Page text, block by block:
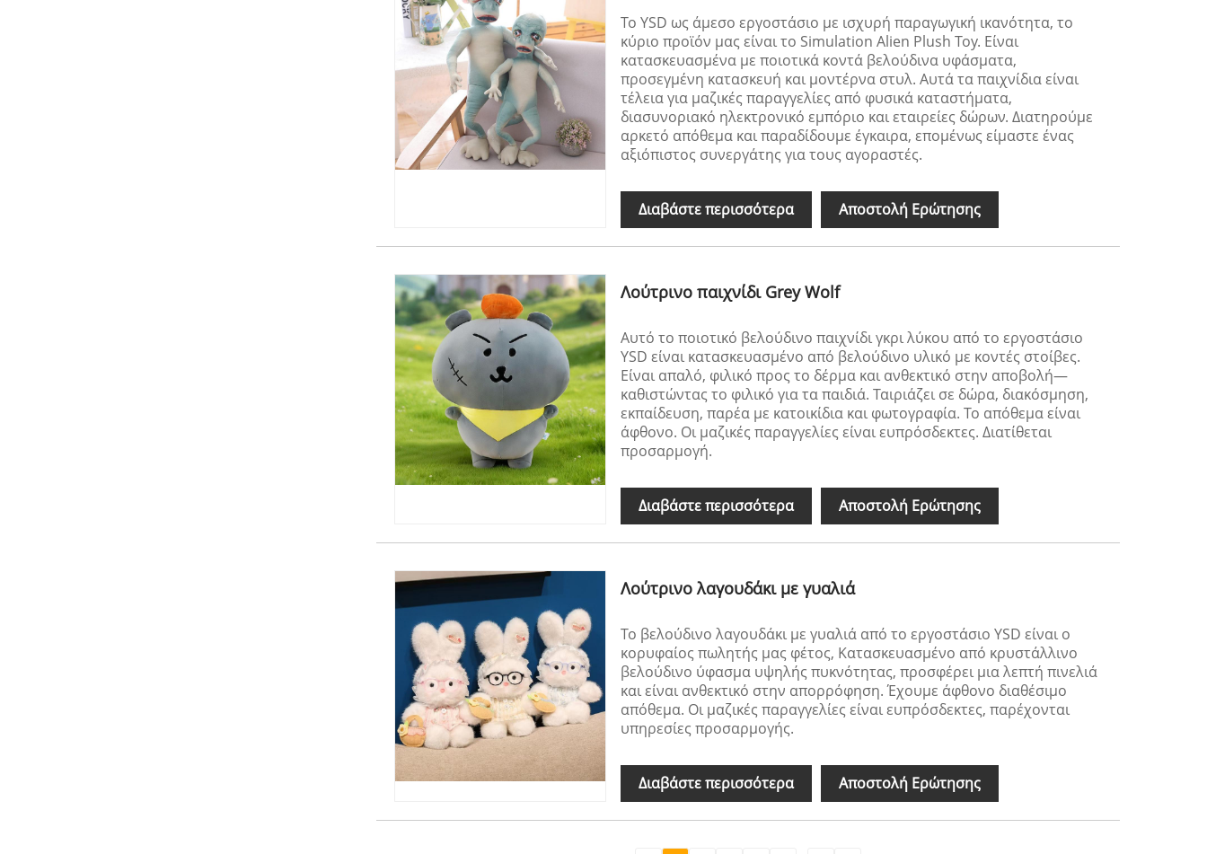
Το YSD ως άμεσο εργοστάσιο με ισχυρή παραγωγική ικανότητα, το
κύριο προϊόν μας είναι το Simulation Alien Plush Toy. Είναι
κατασκευασμένα με ποιοτικά κοντά βελούδινα υφάσματα,
προσεγμένη κατασκευή και μοντέρνα στυλ. Αυτά τα παιχνίδια είναι
τέλεια για μαζικές παραγγελίες από φυσικά καταστήματα,
διασυνοριακό ηλεκτρονικό εμπόριο και εταιρείες δώρων. Διατηρούμε
αρκετό απόθεμα και παραδίδουμε έγκαιρα, επομένως είμαστε ένας
αξιόπιστος συνεργάτης για τους αγοραστές.
Διαβάστε περισσότερα Αποστολή Ερώτησης
Λούτρινο παιχνίδι Grey Wolf
Αυτό το ποιοτικό βελούδινο παιχνίδι γκρι λύκου από το εργοστάσιο
YSD είναι κατασκευασμένο από βελούδινο υλικό με κοντές στοίβες.
Είναι απαλό, φιλικό προς το δέρμα και ανθεκτικό στην αποβολή—
καθιστώντας το φιλικό για τα παιδιά. Ταιριάζει σε δώρα, διακόσμηση,
εκπαίδευση, παρέα με κατοικίδια και φωτογραφία. Το απόθεμα είναι
άφθονο. Οι μαζικές παραγγελίες είναι ευπρόσδεκτες. Διατίθεται
προσαρμογή.
Διαβάστε περισσότερα Αποστολή Ερώτησης
Λούτρινο λαγουδάκι με γυαλιά
Το βελούδινο λαγουδάκι με γυαλιά από το εργοστάσιο YSD είναι ο
κορυφαίος πωλητής μας φέτος, Κατασκευασμένο από κρυστάλλινο
βελούδινο ύφασμα υψηλής πυκνότητας, προσφέρει μια λεπτή πινελιά
και είναι ανθεκτικό στην απορρόφηση. Έχουμε άφθονο διαθέσιμο
απόθεμα. Οι μαζικές παραγγελίες είναι ευπρόσδεκτες, παρέχονται
υπηρεσίες προσαρμογής.
Διαβάστε περισσότερα Αποστολή Ερώτησης